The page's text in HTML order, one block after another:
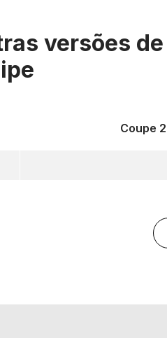
versões de
Coupe